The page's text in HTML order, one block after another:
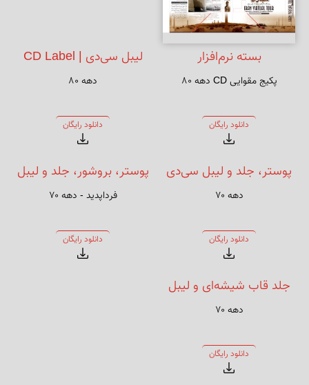
بسته نرم‌افزار
پکیج مقوایی CD دهه ۸۰
دانلود رایگان
لیبل سی‌دی | CD Label
دهه ۸۰
دانلود رایگان
پوستر، جلد و لیبل سی‌دی
نرم‌افزار سفارشی
دهه ۷۰
دانلود رایگان
پوستر، بروشور، جلد و لیبل
سی‌دی نرم‌افزار مالی
فرداپدید - دهه ۷۰
دانلود رایگان
جلد قاب شیشه‌ای و لیبل
سی‌دی نرم‌افزار
دهه ۷۰
دانلود رایگان